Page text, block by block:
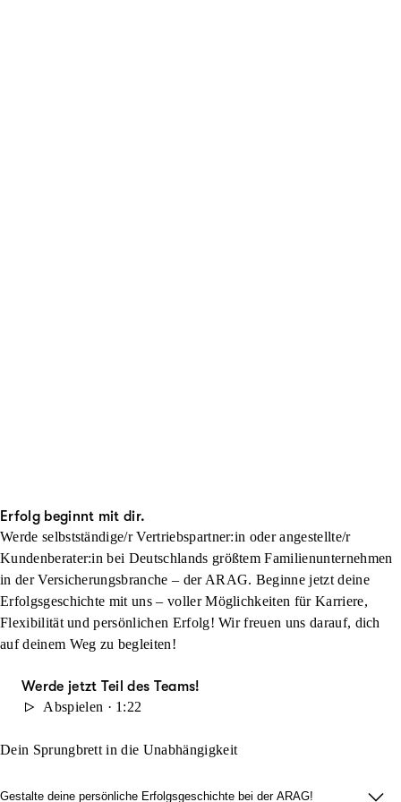
Erfolg beginnt mit dir.
Werde selbstständige/r Vertriebspartner:in oder angestellte/r
Kundenberater:in bei Deutschlands größtem Familienunternehmen
in der Versicherungsbranche – der ARAG. Beginne jetzt deine
Erfolgsgeschichte mit uns – voller Möglichkeiten für Karriere,
Flexibilität und persönlichen Erfolg! Wir freuen uns darauf, dich
auf deinem Weg zu begleiten!
Werde jetzt Teil des Teams!
Abspielen · 1:22
Dein Sprungbrett in die Unabhängigkeit
Gestalte deine persönliche Erfolgsgeschichte bei der ARAG!